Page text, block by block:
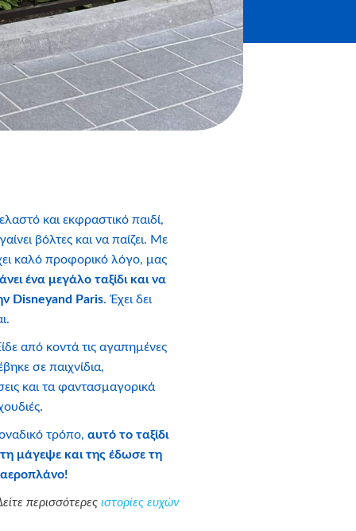
και εκφραστικό παιδί,
βόλτες και να παίζει. Με
καλό προφορικό λόγο, μας
ένα μεγάλο ταξίδι και να
Disneyand Paris. Έχει δει
από κοντά τις αγαπημένες
σε παιχνίδια,
και τα φαντασμαγορικά
τρόπο, αυτό το ταξίδι
μάγεψε και της έδωσε τη
αεροπλάνο!
περισσότερες ιστορίες ευχών